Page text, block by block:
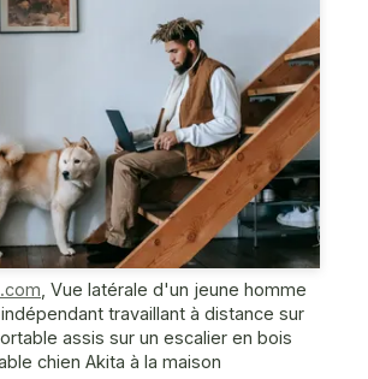
Vue latérale d'un jeune homme
travaillant à distance sur
assis sur un escalier en bois
chien Akita à la maison